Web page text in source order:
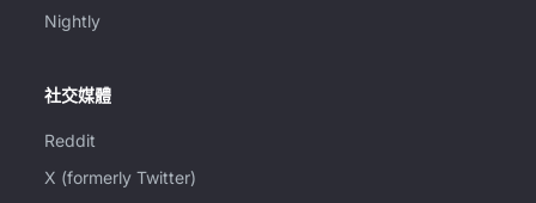
Nightly
社交媒體
Reddit
X (formerly Twitter)